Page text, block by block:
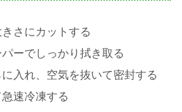
さにカットする
ーでしっかり拭き取る
入れ、空気を抜いて密封する
速冷凍する